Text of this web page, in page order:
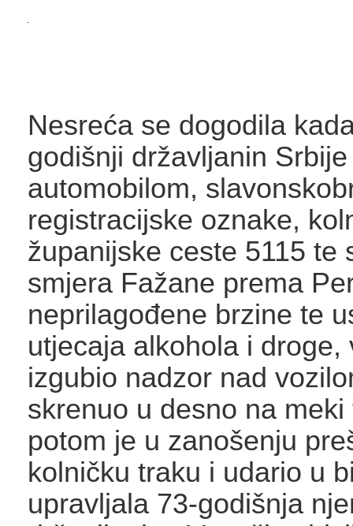
Nesreća se dogodila
godišnji državljanin
automobilom,
registracijske oznake,
županijske ceste 5115 te
smjera Fažane prema
neprilagođene brzine te
utjecaja alkohola i droge,
izgubio nadzor nad
skrenuo u desno na meki
potom je u zanošenju
kolničku traku i udario u
upravljala 73-godišnja